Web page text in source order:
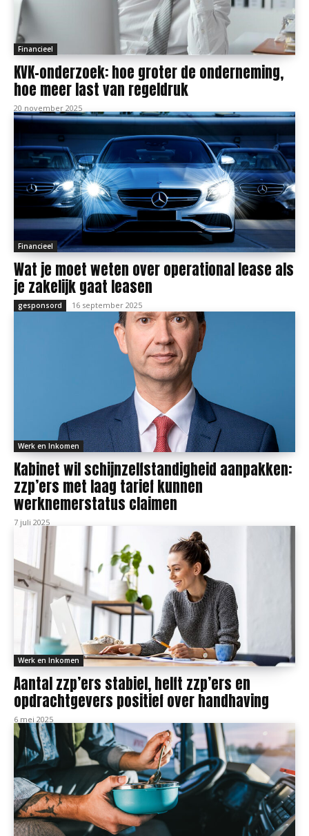
Financieel
KVK-onderzoek: hoe groter de onderneming,
hoe meer last van regeldruk
20 november 2025
Financieel
Wat je moet weten over operational lease als
je zakelijk gaat leasen
gesponsord 16 september 2025
Werk en Inkomen
Kabinet wil schijnzelfstandigheid aanpakken:
zzp’ers met laag tarief kunnen
werknemerstatus claimen
7 juli 2025
Werk en Inkomen
Aantal zzp’ers stabiel, helft zzp’ers en
opdrachtgevers positief over handhaving
6 mei 2025